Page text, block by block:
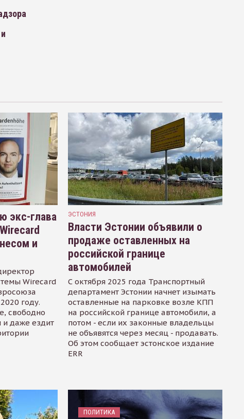
экс-глава
и
Wirecard
году.
свободно
и даже ездит
ЭСТОНИЯ
Власти Эстонии объявили о
продаже оставленных на
российской границе
автомобилей
С октября 2025 года Транспортный
департамент Эстонии начнет изымать
оставленные на парковке возле КПП
на российской границе автомобили, а
потом - если их законные владельцы
не объявятся через месяц - продавать.
Об этом сообщает эстонское издание
ERR
ПОЛИТИКА